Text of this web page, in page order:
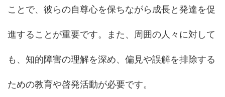
ことで、彼らの自尊心を保ちながら成長と発達を促
進することが重要です。また、周囲の人々に対して
も、知的障害の理解を深め、偏見や誤解を排除する
ための教育や啓発活動が必要です。